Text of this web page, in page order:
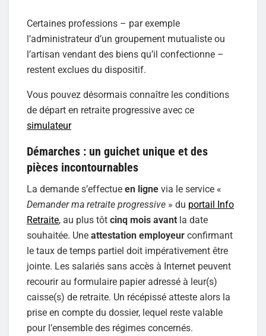
Certaines professions – par exemple
l’administrateur d’un groupement mutualiste ou
l’artisan vendant des biens qu’il confectionne –
restent exclues du dispositif.
Vous pouvez désormais connaître les conditions
de départ en retraite progressive avec ce
simulateur
Démarches : un guichet unique et des
pièces incontournables
La demande s’effectue en ligne via le service «
Demander ma retraite progressive » du portail Info
Retraite, au plus tôt cinq mois avant la date
souhaitée. Une attestation employeur confirmant
le taux de temps partiel doit impérativement être
jointe. Les salariés sans accès à Internet peuvent
recourir au formulaire papier adressé à leur(s)
caisse(s) de retraite. Un récépissé atteste alors la
prise en compte du dossier, lequel reste valable
pour l’ensemble des régimes concernés.